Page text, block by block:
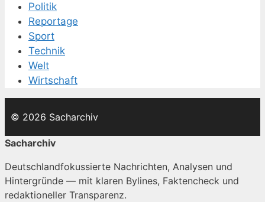
Politik
Reportage
Sport
Technik
Welt
Wirtschaft
© 2026 Sacharchiv
Sacharchiv
Deutschlandfokussierte Nachrichten, Analysen und
Hintergründe — mit klaren Bylines, Faktencheck und
redaktioneller Transparenz.